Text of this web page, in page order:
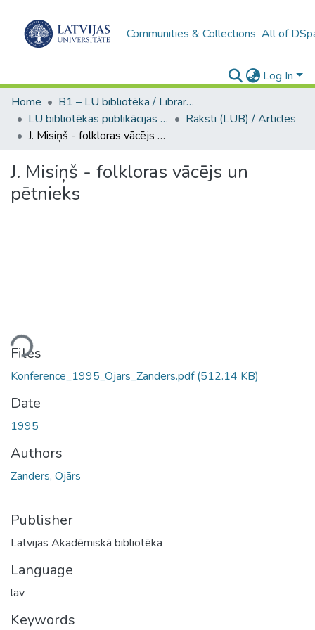
Communities & Collections All of
Log In
Home
B1 – LU bibliotēka / Library of the UL
LU bibliotēkas publikācijas / Publications of the University Library
Raksti (LUB) / Articles
J. Misiņš - folkloras vācējs un pētnieks
J. Misiņš - folkloras vācējs un
pētnieks
Files
Konference_1995_Ojars_Zanders.pdf(512.14 KB)
Date
1995
Authors
Zanders, Ojārs
Publisher
Latvijas Akadēmiskā bibliotēka
Language
lav
Keywords